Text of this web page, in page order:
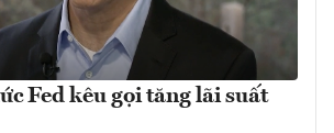
Fed kêu gọi tăng lãi suất